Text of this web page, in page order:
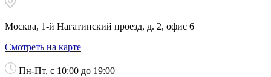
Москва, 1-й Нагатинский проезд, д. 2, офис 6
Смотреть на карте
Пн-Пт, с 10:00 до 19:00